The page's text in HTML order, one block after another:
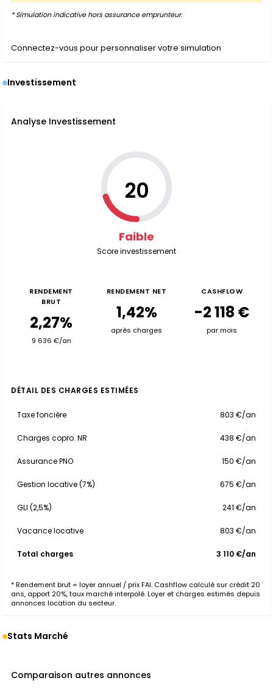
* Simulation indicative hors assurance emprunteur.
Connectez-vous pour personnaliser votre simulation
Investissement
Analyse Investissement
20
Faible
Score investissement
RENDEMENT
BRUT
2,27%
9 636 €/an
RENDEMENT NET
1,42%
après charges
CASHFLOW
-2 118 €
par mois
DÉTAIL DES CHARGES ESTIMÉES
Taxe foncière 803 €/an
Charges copro. NR 438 €/an
Assurance PNO 150 €/an
Gestion locative (7%) 675 €/an
GLI (2,5%) 241 €/an
Vacance locative 803 €/an
Total charges 3 110 €/an
* Rendement brut = loyer annuel / prix FAI. Cashflow calculé sur crédit 20
ans, apport 20%, taux marché interpolé. Loyer et charges estimés depuis
annonces location du secteur.
Stats Marché
Comparaison autres annonces